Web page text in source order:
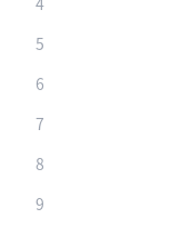
5
6
7
8
9